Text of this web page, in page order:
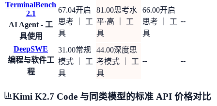
TerminalBench
2.1
AI Agent - 工
具使用
67.04开启
思考 ｜ 工
具
81.00思考水
平·高 ｜ 工
具
66.00开启
思考 ｜ 工
具
--
DeepSWE
编程与软件工
程
31.00常规
模式 ｜ 工
具
44.00深度思
考模式 ｜ 工
具
-- --
Kimi K2.7 Code 与同类模型的标准 API 价格对比